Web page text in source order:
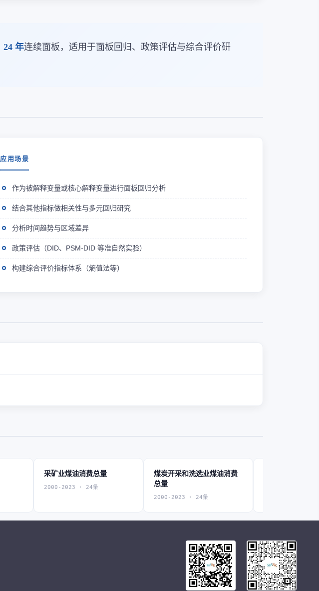
24 年连续面板，适用于面板回归、政策评估与综合评价研
应用场景
作为被解释变量或核心解释变量进行面板回归分析
结合其他指标做相关性与多元回归研究
分析时间趋势与区域差异
政策评估（DID、PSM-DID 等准自然实验）
构建综合评价指标体系（熵值法等）
采矿业煤油消费总量
2000-2023 · 24条
煤炭开采和洗选业煤油消费
总量
2000-2023 · 24条